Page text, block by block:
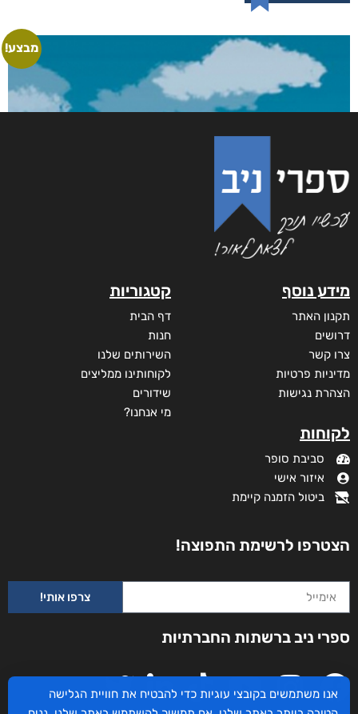
מבצע!
נעמה הכל-יכולה
₪35
–
₪ 58
₪68
₪58
מידע נוסף
תקנון האתר
דרושים
צרו קשר
מדיניות פרטיות
הצהרת נגישות
לקוחות
סביבת סופר
איזור אישי
ביטול הזמנה קיימת
קטגוריות
דף הבית
חנות
השירותים שלנו
לקוחותינו ממליצים
שידורים
מי אנחנו?
הצטרפו לרשימת התפוצה!
צרפו אותי!
ספרי ניב ברשתות החברתיות
אנו משתמשים בקובצי עוגיות כדי להבטיח את חוויית הגלישה